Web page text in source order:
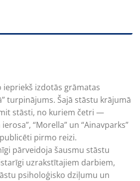
iepriekš izdotās grāmatas
turpinājums. Šajā stāstu krājumā
stāsti, no kuriem četri —
“Morella” un “Ainavparks”
pirmo reizi.
pārveidoja šausmu stāstu
uzrakstītajiem darbiem,
psiholoģisko dziļumu un